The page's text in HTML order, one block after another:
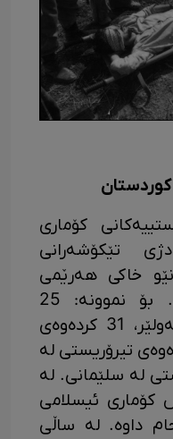
کۆماری
تێکۆشەرانی
خاکی هەرێمی
کوردستاندا ئەنجام دراون. بۆ نموونە: 25
کردەوەی تیرۆریستی لە هەولێر، 31 کردەوەی
لە کۆیە، 25 کردەوەی تیرۆریستی لە
لە سلێمانی. لە
کۆماری ئیسلامی
داوە. لە ساڵی